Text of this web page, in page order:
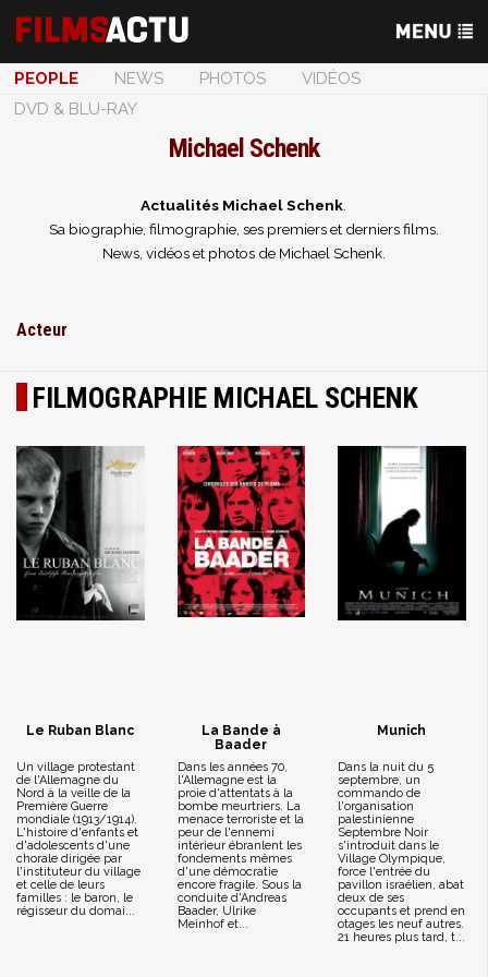
PEOPLE NEWS PHOTOS
VIDÉOS
DVD & BLU-RAY
Michael Schenk
Actualités Michael Schenk
Sa biographie, filmographie, ses premiers et derniers films.
News, vidéos et photos de Michael Schenk.
Acteur
FILMOGRAPHIE MICHAEL SCHENK
Le Ruban Blanc
Un village protestant
de l'Allemagne du
Nord à la veille de la
Première Guerre
mondiale (1913/1914).
L'histoire d'enfants et
d'adolescents d'une
chorale dirigée par
l'instituteur du village
et celle de leurs
familles : le baron, le
régisseur du domai...
La Bande à
Baader
Dans les années 70,
l'Allemagne est la
proie d'attentats à la
bombe meurtriers. La
menace terroriste et la
peur de l'ennemi
intérieur ébranlent les
fondements mêmes
d'une démocratie
encore fragile. Sous la
conduite d'Andreas
Baader, Ulrike
Meinhof et...
Munich
Dans la nuit du 5
septembre, un
commando de
l'organisation
palestinienne
Septembre Noir
s'introduit dans le
Village Olympique,
force l'entrée du
pavillon israélien, abat
deux de ses
occupants et prend en
otages les neuf autres.
21 heures plus tard, t...